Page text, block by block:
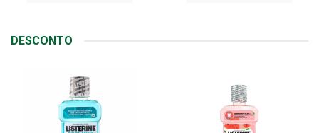
DESCONTO